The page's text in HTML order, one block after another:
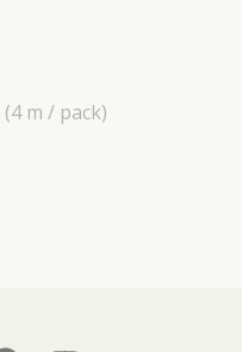
(4 m / pack)